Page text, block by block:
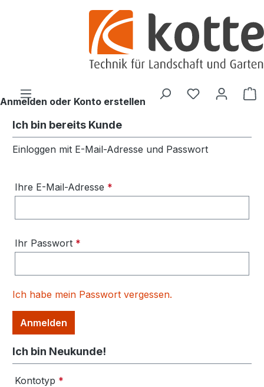
Du hast 0
Anmelden oder Konto erstellen
Ich bin bereits Kunde
Einloggen mit E-Mail-Adresse und Passwort
Ihre E-Mail-Adresse *
Ihr Passwort *
Ich habe mein Passwort vergessen.
Anmelden
Ich bin Neukunde!
Persönliche Informationen
Kontotyp *